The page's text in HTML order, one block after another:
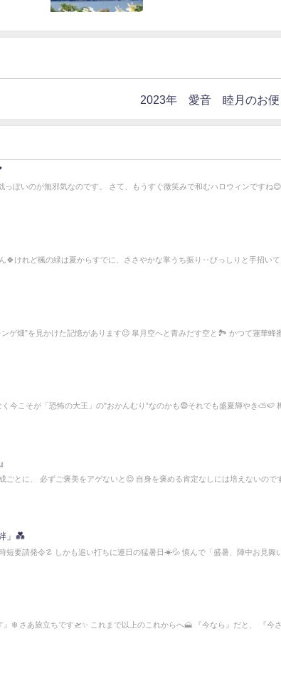
2023年 愛音 睦月のお便
ぽいのが無邪気なのです。 さて、もうすぐ微笑みで和むハロウィンですね
🍀けれど楓の緑は夏からすでに、ささやかな掌うち振り‥びっしりと手招い
ゲ畑”を見かけた記憶があります😌 皐月空へと青みだす空と🏞️ かつて蓮華蜂
今こそが「恐怖の大王」の"おかんむり”なのかも😨それでも盛夏輝やき⛅🍉
ごとに、 必ずご褒美をアゲないと😌 自身を褒める肯定なしには培えないので
」💑
短要請発令☡ しかも追い打ちに連日の猛暑日☀💦 慎んで「盛暑、陣中お見舞
❄️ さあ旅立ちです🛫✨ これまで以上のこれからへ🗻 『今なら』だと、 『今